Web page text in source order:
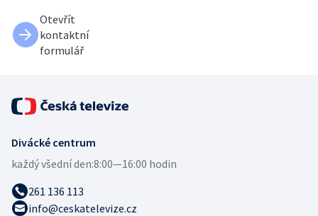
Otevřít
kontaktní
formulář
Divácké centrum
každý všední den:8:00—16:00 hodin
261 136 113
info@ceskatelevize.cz